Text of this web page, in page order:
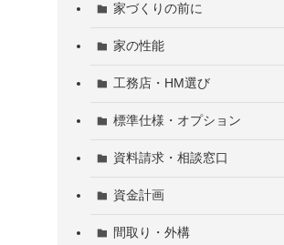
家づくりの前に
家の性能
工務店・HM選び
標準仕様・オプション
資料請求・相談窓口
資金計画
間取り・外構